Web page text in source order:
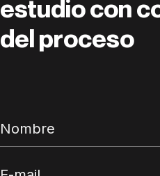
estudio con
del proceso